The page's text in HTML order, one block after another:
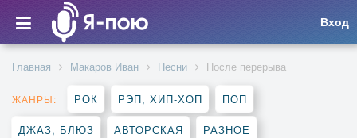
Вход
Главная Макаров Иван Песни После перерыва
ЖАНРЫ: РОК РЭП, ХИП-ХОП ПОП
ДЖАЗ, БЛЮЗ АВТОРСКАЯ РАЗНОЕ